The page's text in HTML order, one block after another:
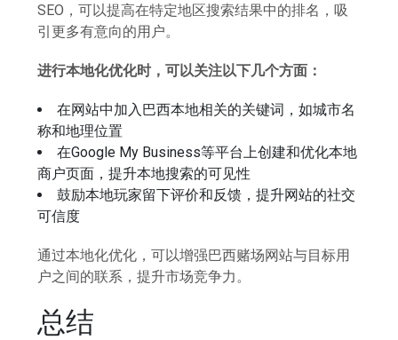
SEO，可以提高在特定地区搜索结果中的排名，吸
引更多有意向的用户。
进行本地化优化时，可以关注以下几个方面：
在网站中加入巴西本地相关的关键词，如城市名
称和地理位置
在Google My Business等平台上创建和优化本地
商户页面，提升本地搜索的可见性
鼓励本地玩家留下评价和反馈，提升网站的社交
可信度
通过本地化优化，可以增强巴西赌场网站与目标用
户之间的联系，提升市场竞争力。
总结